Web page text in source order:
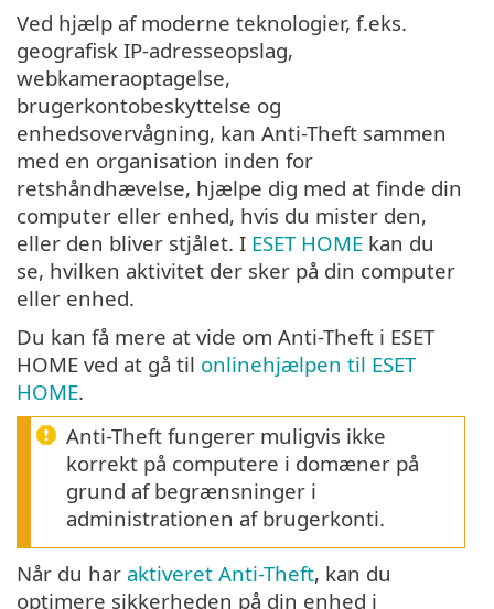
Ved hjælp af moderne teknologier, f.eks.
geografisk IP-adresseopslag,
webkameraoptagelse,
brugerkontobeskyttelse og
enhedsovervågning, kan Anti-Theft sammen
med en organisation inden for
retshåndhævelse, hjælpe dig med at finde din
computer eller enhed, hvis du mister den,
eller den bliver stjålet. I ESET HOME kan du
se, hvilken aktivitet der sker på din computer
eller enhed.
Du kan få mere at vide om Anti-Theft i ESET
HOME ved at gå til onlinehjælpen til ESET
HOME.
Anti-Theft fungerer muligvis ikke
korrekt på computere i domæner på
grund af begrænsninger i
administrationen af brugerkonti.
Når du har aktiveret Anti-Theft, kan du
optimere sikkerheden på din enhed i